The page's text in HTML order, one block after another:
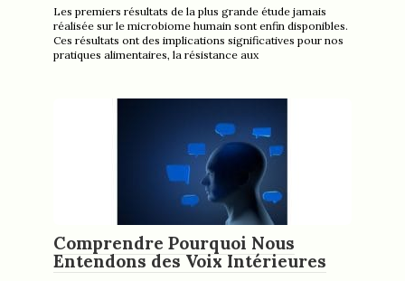
Les premiers résultats de la plus grande étude jamais
réalisée sur le microbiome humain sont enfin disponibles.
Ces résultats ont des implications significatives pour nos
pratiques alimentaires, la résistance aux
Comprendre Pourquoi Nous
Entendons des Voix Intérieures